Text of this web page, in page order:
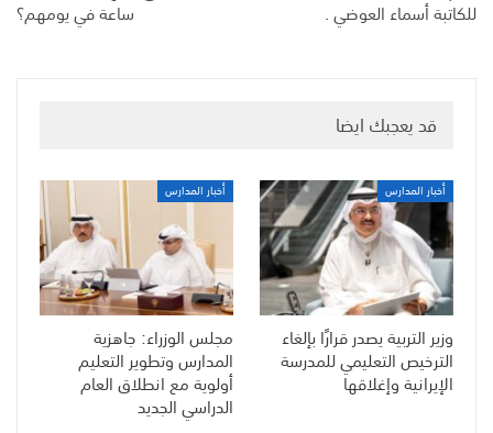
للكاتبة أسماء العوضي .‬ ساعة في يومهم؟
قد يعجبك ايضا
أخبار المدارس
وزير التربية يصدر قرارًا بإلغاء
الترخيص التعليمي للمدرسة
الإيرانية وإغلاقها
أخبار المدارس
مجلس الوزراء: جاهزية
المدارس وتطوير التعليم
أولوية مع انطلاق العام
الدراسي الجديد